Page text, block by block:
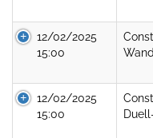
12/02/2025
15:00
12/02/2025
15:00